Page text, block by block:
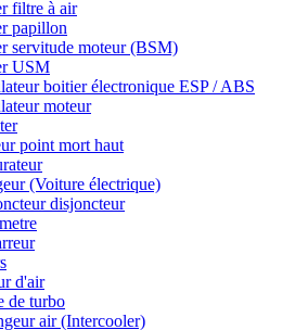
filtre à air
papillon
servitude moteur (BSM)
USM
boitier électronique ESP / ABS
moteur
point mort haut
(Voiture électrique)
disjoncteur
d'air
de turbo
air (Intercooler)